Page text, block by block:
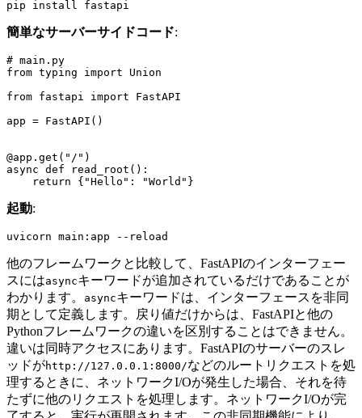
簡単なサーバーサイドコード:
# main.py
from typing import Union
from fastapi import FastAPI
app = FastAPI()
@app.get("/")
async def read_root():
起動:
他のフレームワークと比較して、FastAPIのインターフェー
スにはasyncキーワードが追加されているだけであることが
わかります。
asyncキーワードは、インターフェースを非同
期として定義します。戻り値だけからは、FastAPIと他の
Pythonフレームワークの違いを区別することはできません。
違いは同時アクセスにあります。FastAPIのサーバーのスレ
ッドがhttp://127.0.0.1:8000/などのルートリクエストを処
理するときに、ネットワークI/Oが発生した場合、それを待
たずに他のリクエストを処理します。ネットワークI/Oが完